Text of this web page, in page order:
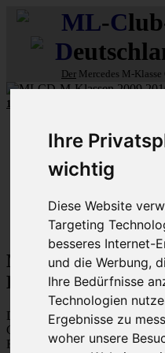
Ihre
wichtig
Diese Website
Targeting
besseres Internet-
und die Werbung,
Ihre Bedürfnisse
Technologien
Ergebnisse zu
woher unsere
ML-C
D
Der Mercedes M-
10 unserer W164
Ungelesene
MLCD-Ausstellung
FAQ
MLCD-Seiten
MLCD-
M-Klasse MLCD-
Deutschland -
Diese Richtlinie beschreibt,
Club-Deutschland“ („https://
Folgenden „der Betreiber“) die